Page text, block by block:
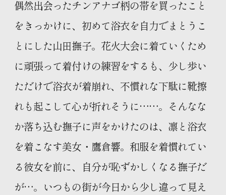
偶然出会ったチンアナゴ柄の帯を買ったこと
をきっかけに、初めて浴衣を自力でまとうこ
とにした山田撫子。花火大会に着ていくため
に頑張って着付けの練習をするも、少し歩い
ただけで浴衣が着崩れ、不慣れな下駄に靴擦
れも起こして心が折れそうに……。そんなな
か落ち込む撫子に声をかけたのは、凛と浴衣
を着こなす美女・鷹倉響。和服を着慣れてい
る彼女を前に、自分が恥ずかしくなる撫子だ
が…。いつもの街が今日から少し違って見え